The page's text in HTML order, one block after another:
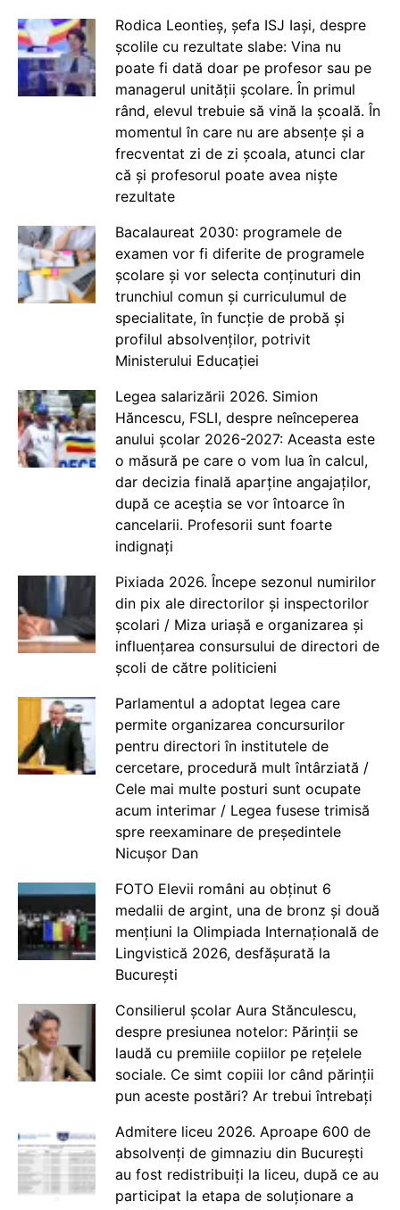
Rodica Leontieș, șefa ISJ Iași, despre
școlile cu rezultate slabe: Vina nu
poate fi dată doar pe profesor sau pe
managerul unității școlare. În primul
rând, elevul trebuie să vină la școală. În
momentul în care nu are absențe și a
frecventat zi de zi școala, atunci clar
că și profesorul poate avea niște
rezultate
Bacalaureat 2030: programele de
examen vor fi diferite de programele
școlare și vor selecta conținuturi din
trunchiul comun și curriculumul de
specialitate, în funcție de probă și
profilul absolvenților, potrivit
Ministerului Educației
Legea salarizării 2026. Simion
Hăncescu, FSLI, despre neînceperea
anului școlar 2026-2027: Aceasta este
o măsură pe care o vom lua în calcul,
dar decizia finală aparține angajaților,
după ce aceștia se vor întoarce în
cancelarii. Profesorii sunt foarte
indignați
Pixiada 2026. Începe sezonul numirilor
din pix ale directorilor și inspectorilor
școlari / Miza uriașă e organizarea și
influențarea consursului de directori de
școli de către politicieni
Parlamentul a adoptat legea care
permite organizarea concursurilor
pentru directori în institutele de
cercetare, procedură mult întârziată /
Cele mai multe posturi sunt ocupate
acum interimar / Legea fusese trimisă
spre reexaminare de președintele
Nicușor Dan
FOTO Elevii români au obținut 6
medalii de argint, una de bronz și două
mențiuni la Olimpiada Internațională de
Lingvistică 2026, desfășurată la
București
Consilierul școlar Aura Stănculescu,
despre presiunea notelor: Părinții se
laudă cu premiile copiilor pe rețelele
sociale. Ce simt copiii lor când părinții
pun aceste postări? Ar trebui întrebați
Admitere liceu 2026. Aproape 600 de
absolvenți de gimnaziu din București
au fost redistribuiți la liceu, după ce au
participat la etapa de soluționare a